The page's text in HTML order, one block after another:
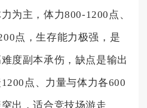
为主，体力800-1200点、
点，生存能力极强，是
度副本承伤，缺点是输出
点、力量与体力各600
出，适合竞技场游走